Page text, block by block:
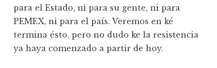
para el Estado, ni para su gente, ni para
PEMEX, ni para el país. Veremos en ké
termina ésto, pero no dudo ke la resistencia
ya haya comenzado a partir de hoy.